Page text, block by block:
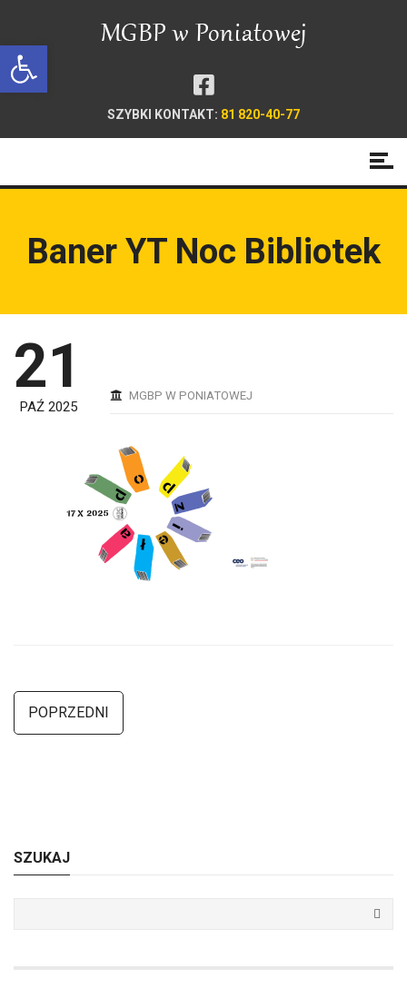
Open toolbar
SZYBKI KONTAKT: 81 820-40-77
Baner YT Noc Bibliotek
21
PAŹ 2025
MGBP W PONIATOWEJ
POPRZEDNI
SZUKAJ